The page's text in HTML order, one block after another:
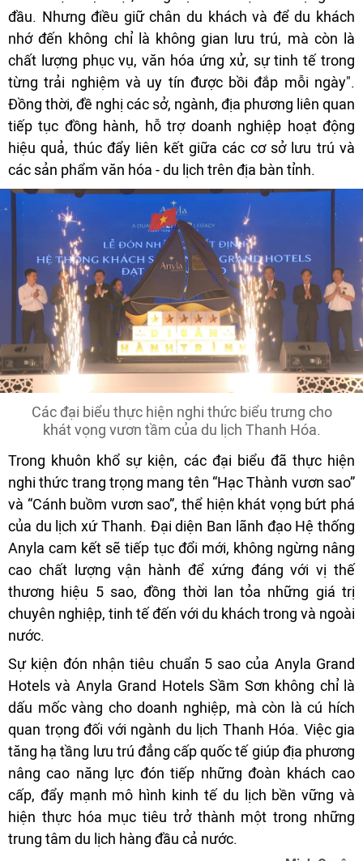
đầu. Nhưng điều giữ chân du khách và để du khách
nhớ đến không chỉ là không gian lưu trú, mà còn là
chất lượng phục vụ, văn hóa ứng xử, sự tinh tế trong
từng trải nghiệm và uy tín được bồi đắp mỗi ngày".
Đồng thời, đề nghị các sở, ngành, địa phương liên quan
tiếp tục đồng hành, hỗ trợ doanh nghiệp hoạt động
hiệu quả, thúc đẩy liên kết giữa các cơ sở lưu trú và
các sản phẩm văn hóa - du lịch trên địa bàn tỉnh.
Các đại biểu thực hiện nghi thức biểu trưng cho
khát vọng vươn tầm của du lịch Thanh Hóa.
Trong khuôn khổ sự kiện, các đại biểu đã thực hiện
nghi thức trang trọng mang tên “Hạc Thành vươn sao”
và “Cánh buồm vươn sao”, thể hiện khát vọng bứt phá
của du lịch xứ Thanh. Đại diện Ban lãnh đạo Hệ thống
Anyla cam kết sẽ tiếp tục đổi mới, không ngừng nâng
cao chất lượng vận hành để xứng đáng với vị thế
thương hiệu 5 sao, đồng thời lan tỏa những giá trị
chuyên nghiệp, tinh tế đến với du khách trong và ngoài
nước.
Sự kiện đón nhận tiêu chuẩn 5 sao của Anyla Grand
Hotels và Anyla Grand Hotels Sầm Sơn không chỉ là
dấu mốc vàng cho doanh nghiệp, mà còn là cú hích
quan trọng đối với ngành du lịch Thanh Hóa. Việc gia
tăng hạ tầng lưu trú đẳng cấp quốc tế giúp địa phương
nâng cao năng lực đón tiếp những đoàn khách cao
cấp, đẩy mạnh mô hình kinh tế du lịch bền vững và
hiện thực hóa mục tiêu trở thành một trong những
trung tâm du lịch hàng đầu cả nước.